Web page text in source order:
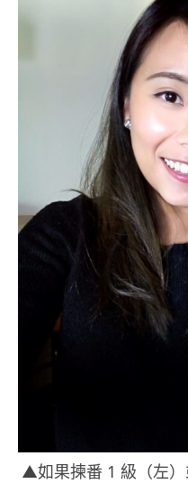
▲如果揀番 1 級（左